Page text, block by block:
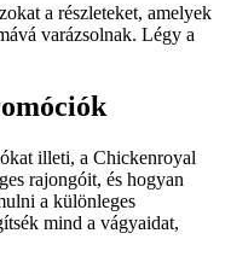
a részleteket, amelyek
varázsolnak. Légy a
illeti, a Chickenroyal
rajongóit, és hogyan
a különleges
mind a vágyaidat,